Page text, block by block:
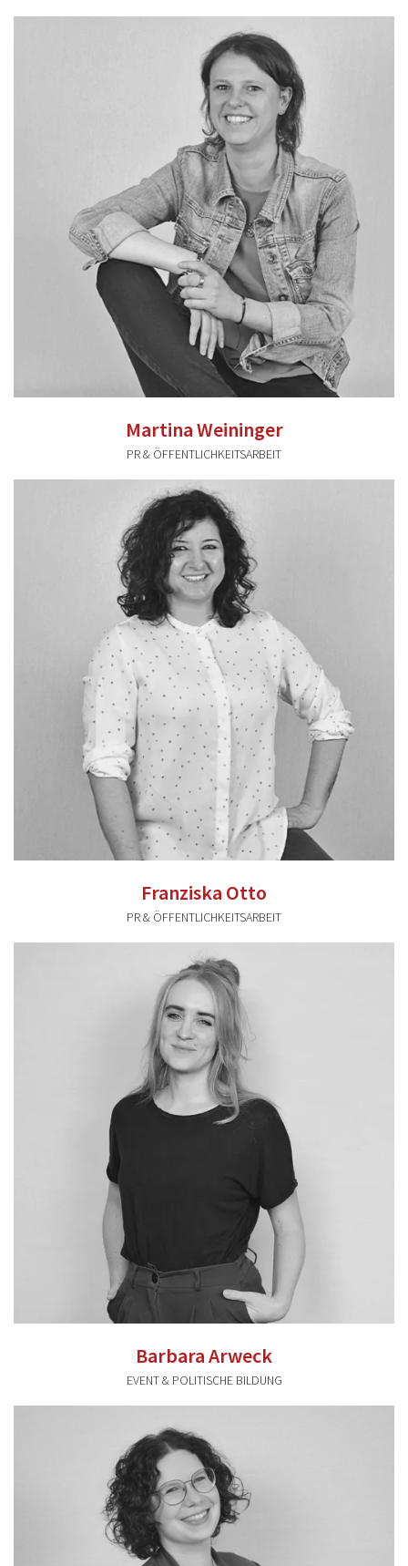
julia.thunecke@valentum-kommunikation.de
0941 591896 22
Martina Weininger
PR & ÖFFENTLICHKEITSARBEIT
martina.weininger@valentum-kommunikation.de
0941 591896 41
Franziska Otto
PR & ÖFFENTLICHKEITSARBEIT
franziska.otto@valentum-kommunikation.de
0941 591896 42
Barbara Arweck
EVENT & POLITISCHE BILDUNG
barbara.arweck@valentum-kommunikation.de
0941 591896 23